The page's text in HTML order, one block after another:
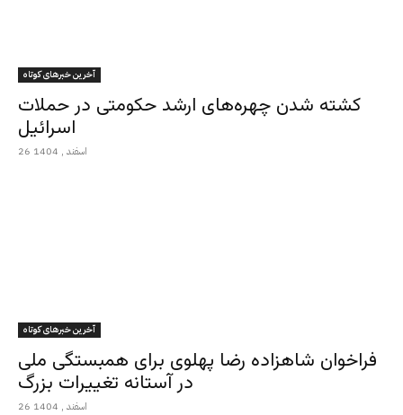
آخرین خبرهای کوتاه
کشته شدن چهره‌های ارشد حکومتی در حملات
اسرائیل
26 اسفند , 1404
آخرین خبرهای کوتاه
فراخوان شاهزاده رضا پهلوی برای همبستگی ملی
در آستانه تغییرات بزرگ
26 اسفند , 1404